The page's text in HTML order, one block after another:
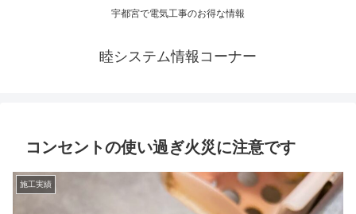
宇都宮で電気工事のお得な情報
睦システム情報コーナー
コンセントの使い過ぎ火災に注意です
施工実績